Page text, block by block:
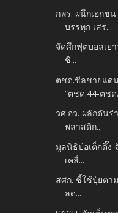
กพร. ผนึกเอกช
บรรทุก เสร...
จัดศึกฟุตบอลเย
ชิ...
ตชด.ซีลชายแด
“ตชด.44-ตชด
วศ.อว. ผลักดันร่
พลาสติก...
มูลนิธิป่อเต็กตึ๊ง
เคลื่...
สศก. ชี้ใช้ปุ๋ยตา
ลด...